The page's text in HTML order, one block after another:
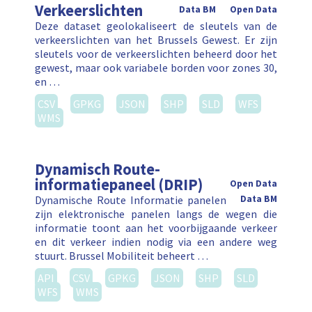
Verkeerslichten Open Data
Data BM
Deze dataset geolokaliseert de sleutels van de
verkeerslichten van het Brussels Gewest. Er zijn
sleutels voor de verkeerslichten beheerd door het
gewest, maar ook variabele borden voor zones 30,
en …
CSV
GPKG JSON SHP SLD
WFS
WMS
Dynamisch Route-
informatiepaneel (DRIP)
Open Data
Data BM
Dynamische Route Informatie panelen
zijn elektronische panelen langs de wegen die
informatie toont aan het voorbijgaande verkeer
en dit verkeer indien nodig via een andere weg
stuurt. Brussel Mobiliteit beheert …
API
CSV GPKG JSON SHP
SLD
WFS
WMS